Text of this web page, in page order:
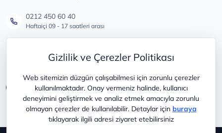
Gizlilik ve Çerezler Politikası
Web sitemizin düzgün çalışabilmesi için zorunlu çerezler
kullanılmaktadır. Onay vermeniz halinde, kullanıcı
deneyimini geliştirmek ve analiz etmek amacıyla zorunlu
olmayan çerezler de kullanılabilir. Detaylar için buraya
tıklayarak ilgili adresi ziyaret etebilirsiniz
0212 450 60 40
Haftaiçi 09 - 17 saatleri arası
Tüm öneri ve şikayetleriniz için